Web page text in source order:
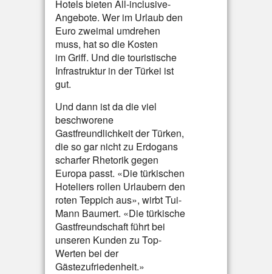
Hotels bieten All-inclusive-
Angebote. Wer im Urlaub den
Euro zweimal umdrehen
muss, hat so die Kosten
im Griff. Und die touristische
Infrastruktur in der Türkei ist
gut.
Und dann ist da die viel
beschworene
Gastfreundlichkeit der Türken,
die so gar nicht zu Erdogans
scharfer Rhetorik gegen
Europa passt. «Die türkischen
Hoteliers rollen Urlaubern den
roten Teppich aus», wirbt Tui-
Mann Baumert. «Die türkische
Gastfreundschaft führt bei
unseren Kunden zu Top-
Werten bei der
Gästezufriedenheit.»